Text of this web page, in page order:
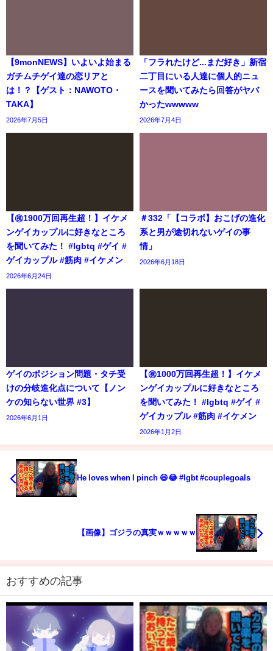
【9monNEWS】いよいよ始まる
ガチムチゲイ達の恋リアと
は！？【ゲスト：NAWOTO・
TAKA】
2026年7月5日
「フラれたけど...まだ好き」新宿
二丁目にいる人達に個人的ニュ
ースを聞いてみたら回答がヤバ
かったwwwww
2026年7月4日
【㊗️1900万回再生超！】イケメ
ンゲイカップルに好きなところ
を聞いてみた！ #lgbtq #ゲイ #
ゲイカップル #筋肉 #イケメン
2026年6月24日
＃332「【コラボ】おこげの進化
系と男が途切れないゲイの事
情」
2026年6月18日
ゲイのポジション問題・タチ受
けの分岐進化点について【ノン
ケの知らない世界 #3】
2026年6月1日
【㊗️1000万回再生超！】イケメ
ンゲイカップルに好きなところ
を聞いてみた！ #lgbtq #ゲイ #
ゲイカップル #筋肉 #イケメン
2026年1月2日
He loves when I pinch 😆😂 #lgbt #couplegoals
【画像】ゴジラの真実ｗｗｗｗｗ
おすすめの記事